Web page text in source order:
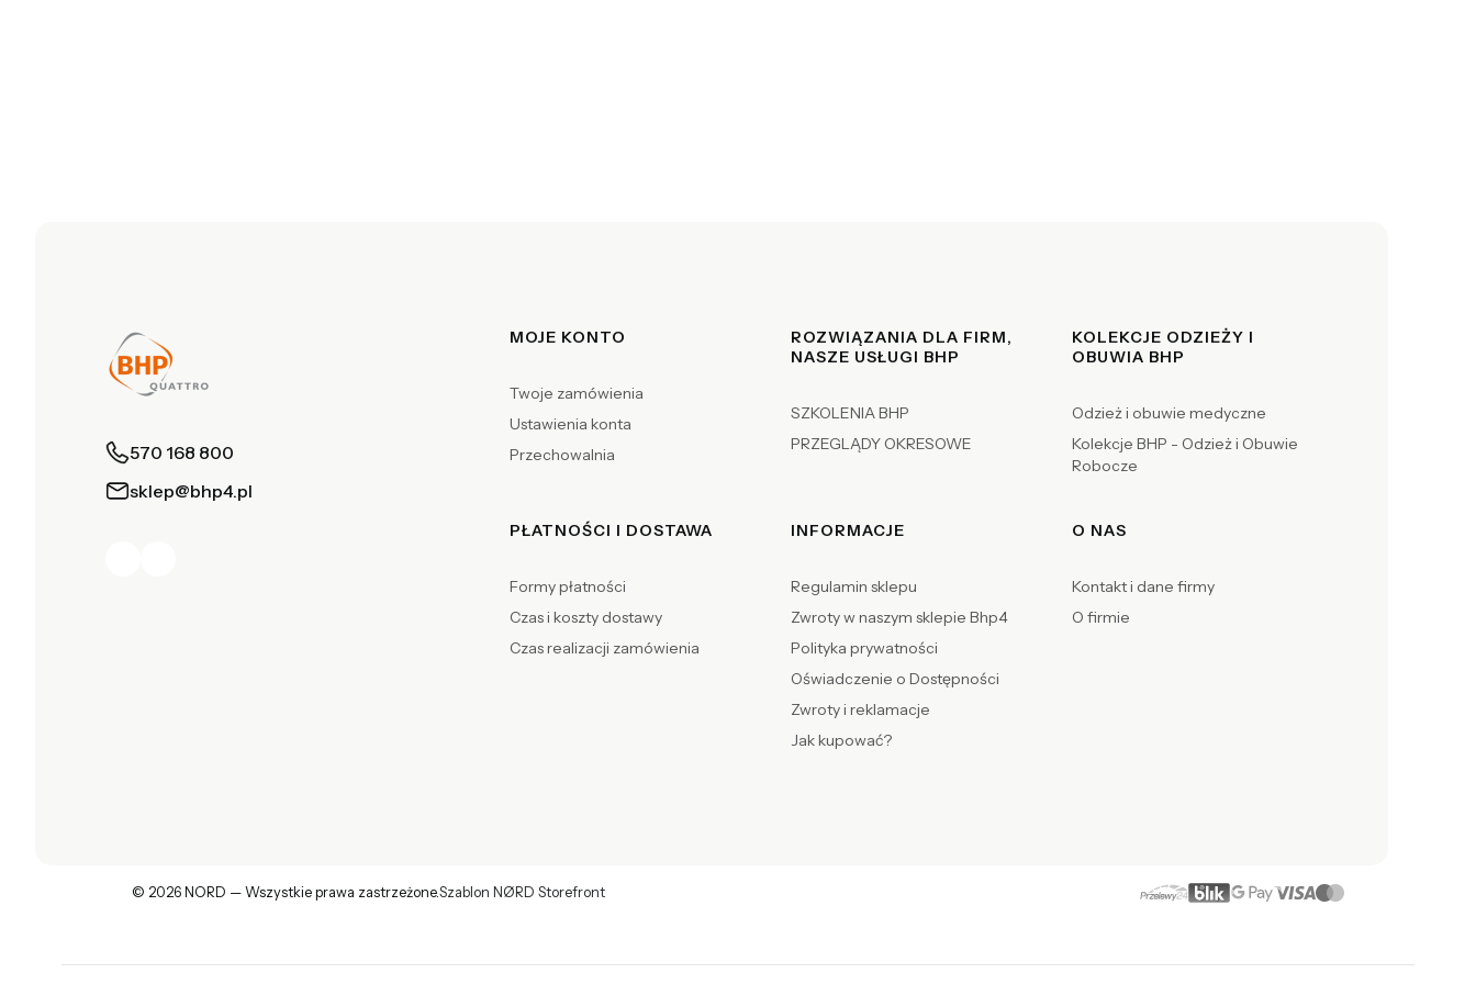
570 168 800
sklep@bhp4.pl
Linki w stopce
MOJE KONTO
Twoje zamówienia
Ustawienia konta
Przechowalnia
ROZWIĄZANIA DLA FIRM,
NASZE USŁUGI BHP
SZKOLENIA BHP
PRZEGLĄDY OKRESOWE
KOLEKCJE ODZIEŻY I
OBUWIA BHP
Odzież i obuwie medyczne
Kolekcje BHP - Odzież i Obuwie
Robocze
PŁATNOŚCI I DOSTAWA
Formy płatności
Czas i koszty dostawy
Czas realizacji zamówienia
INFORMACJE
Regulamin sklepu
Zwroty w naszym sklepie Bhp4
Polityka prywatności
Oświadczenie o Dostępności
Zwroty i reklamacje
Jak kupować?
O NAS
Kontakt i dane firmy
O firmie
© 2026 NORD — Wszystkie prawa zastrzeżone.Szablon NØRD Storefront